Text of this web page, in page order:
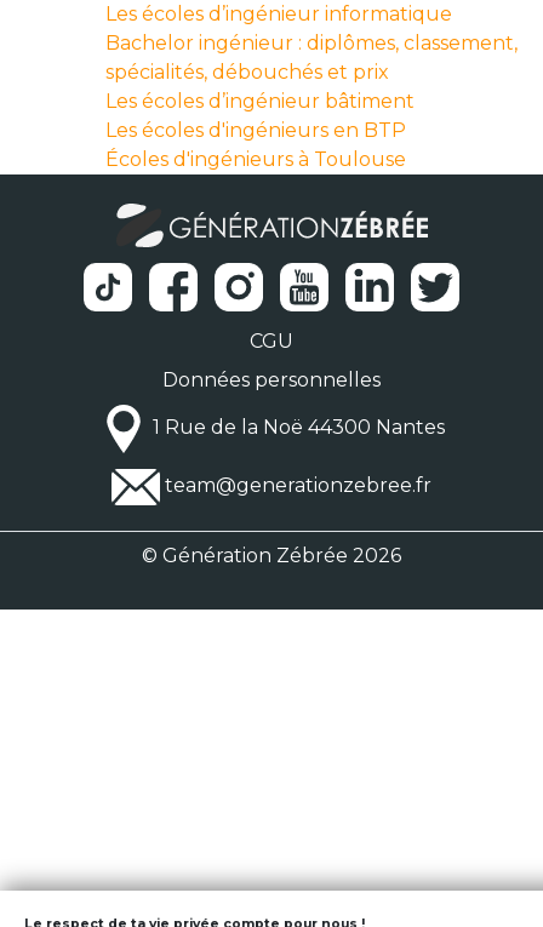
Les écoles d’ingénieur informatique
Bachelor ingénieur : diplômes, classement,
spécialités, débouchés et prix
Les écoles d’ingénieur bâtiment
Les écoles d'ingénieurs en BTP
Écoles d'ingénieurs à Toulouse
CGU
Données personnelles
1 Rue de la Noë 44300 Nantes
team@generationzebree.fr
© Génération Zébrée 2026